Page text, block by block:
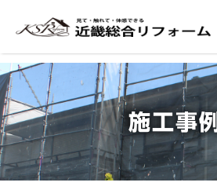
施工事例